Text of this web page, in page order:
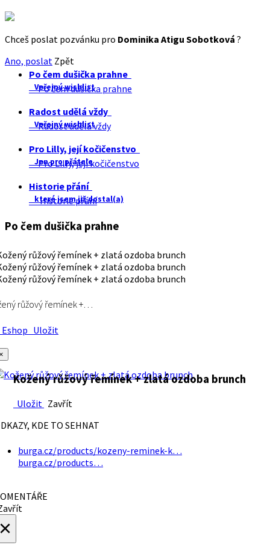
Chceš poslat pozvánku pro Dominika Atigu Sobotková ?
Ano, poslat Zpět
Po čem dušička prahne
Veřejný wishlist
Po čem dušička prahne
Radost udělá vždy
Veřejný wishlist
Radost udělá vždy
Pro Lilly, její kočičenstvo
Jen pro přátele
Pro Lilly, její kočičenstvo
Historie přání
které jsem již dostal(a)
Historie přání
Po čem dušička prahne
růžový řemínek +…
Uložit
Kožený růžový řemínek + zlatá ozdoba brunch
Uložit Zavřít
KDE TO SEHNAT
burga.cz/products/kozeny-reminek-k…
burga.cz/products…